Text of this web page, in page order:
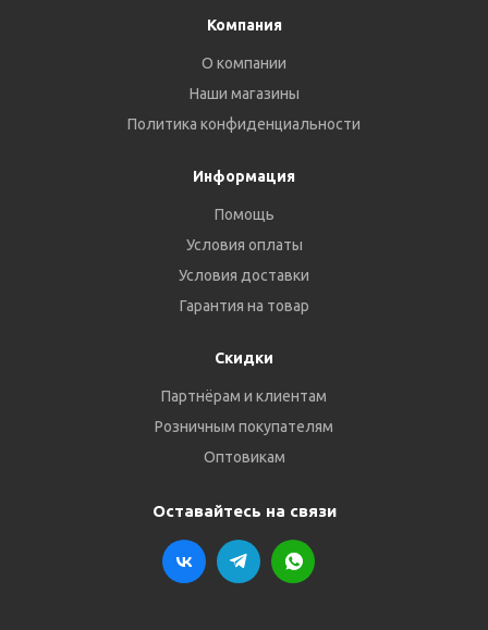
Компания
О компании
Наши магазины
Политика конфиденциальности
Информация
Помощь
Условия оплаты
Условия доставки
Гарантия на товар
Скидки
Партнёрам и клиентам
Розничным покупателям
Оптовикам
Оставайтесь на связи